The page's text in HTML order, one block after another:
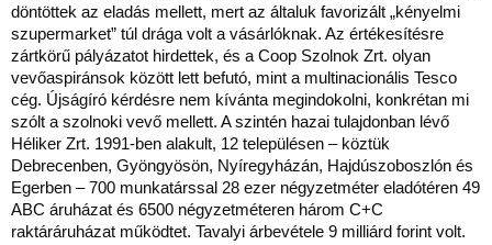
döntöttek az eladás mellett, mert az általuk favorizált „kényelmi
szupermarket” túl drága volt a vásárlóknak. Az értékesítésre
zártkörű pályázatot hirdettek, és a Coop Szolnok Zrt. olyan
vevőaspiránsok között lett befutó, mint a multinacionális Tesco
cég. Újságíró kérdésre nem kívánta megindokolni, konkrétan mi
szólt a szolnoki vevő mellett. A szintén hazai tulajdonban lévő
Héliker Zrt. 1991-ben alakult, 12 településen – köztük
Debrecenben, Gyöngyösön, Nyíregyházán, Hajdúszoboszlón és
Egerben – 700 munkatárssal 28 ezer négyzetméter eladótéren 49
ABC áruházat és 6500 négyzetméteren három C+C
raktáráruházat működtet. Tavalyi árbevétele 9 milliárd forint volt.